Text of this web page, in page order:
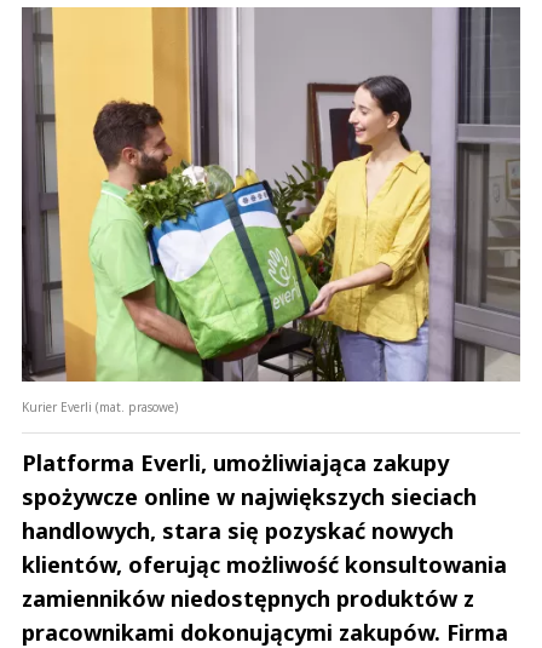
Kurier Everli (mat. prasowe)
Platforma Everli, umożliwiająca zakupy
spożywcze online w największych sieciach
handlowych, stara się pozyskać nowych
klientów, oferując możliwość konsultowania
zamienników niedostępnych produktów z
pracownikami dokonującymi zakupów. Firma